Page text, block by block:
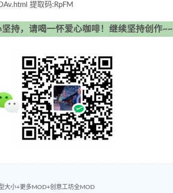
提取码:RpFM
持，请喝一怀爱心咖啡！继续坚持创作~~
大小+更多MOD+创意工坊全MOD